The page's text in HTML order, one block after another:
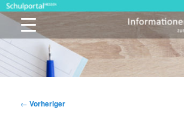
Zum
primären
springenSchulportal Hessen
Beitragsnavigation
← Vorheriger